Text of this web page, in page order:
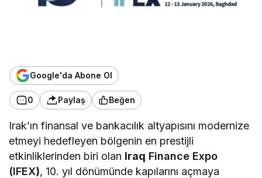
Google'da Abone Ol
0 Paylaş Beğen
Irak’ın finansal ve bankacılık altyapısını modernize
etmeyi hedefleyen bölgenin en prestijli
etkinliklerinden biri olan Iraq Finance Expo
(IFEX), 10. yıl dönümünde kapılarını açmaya